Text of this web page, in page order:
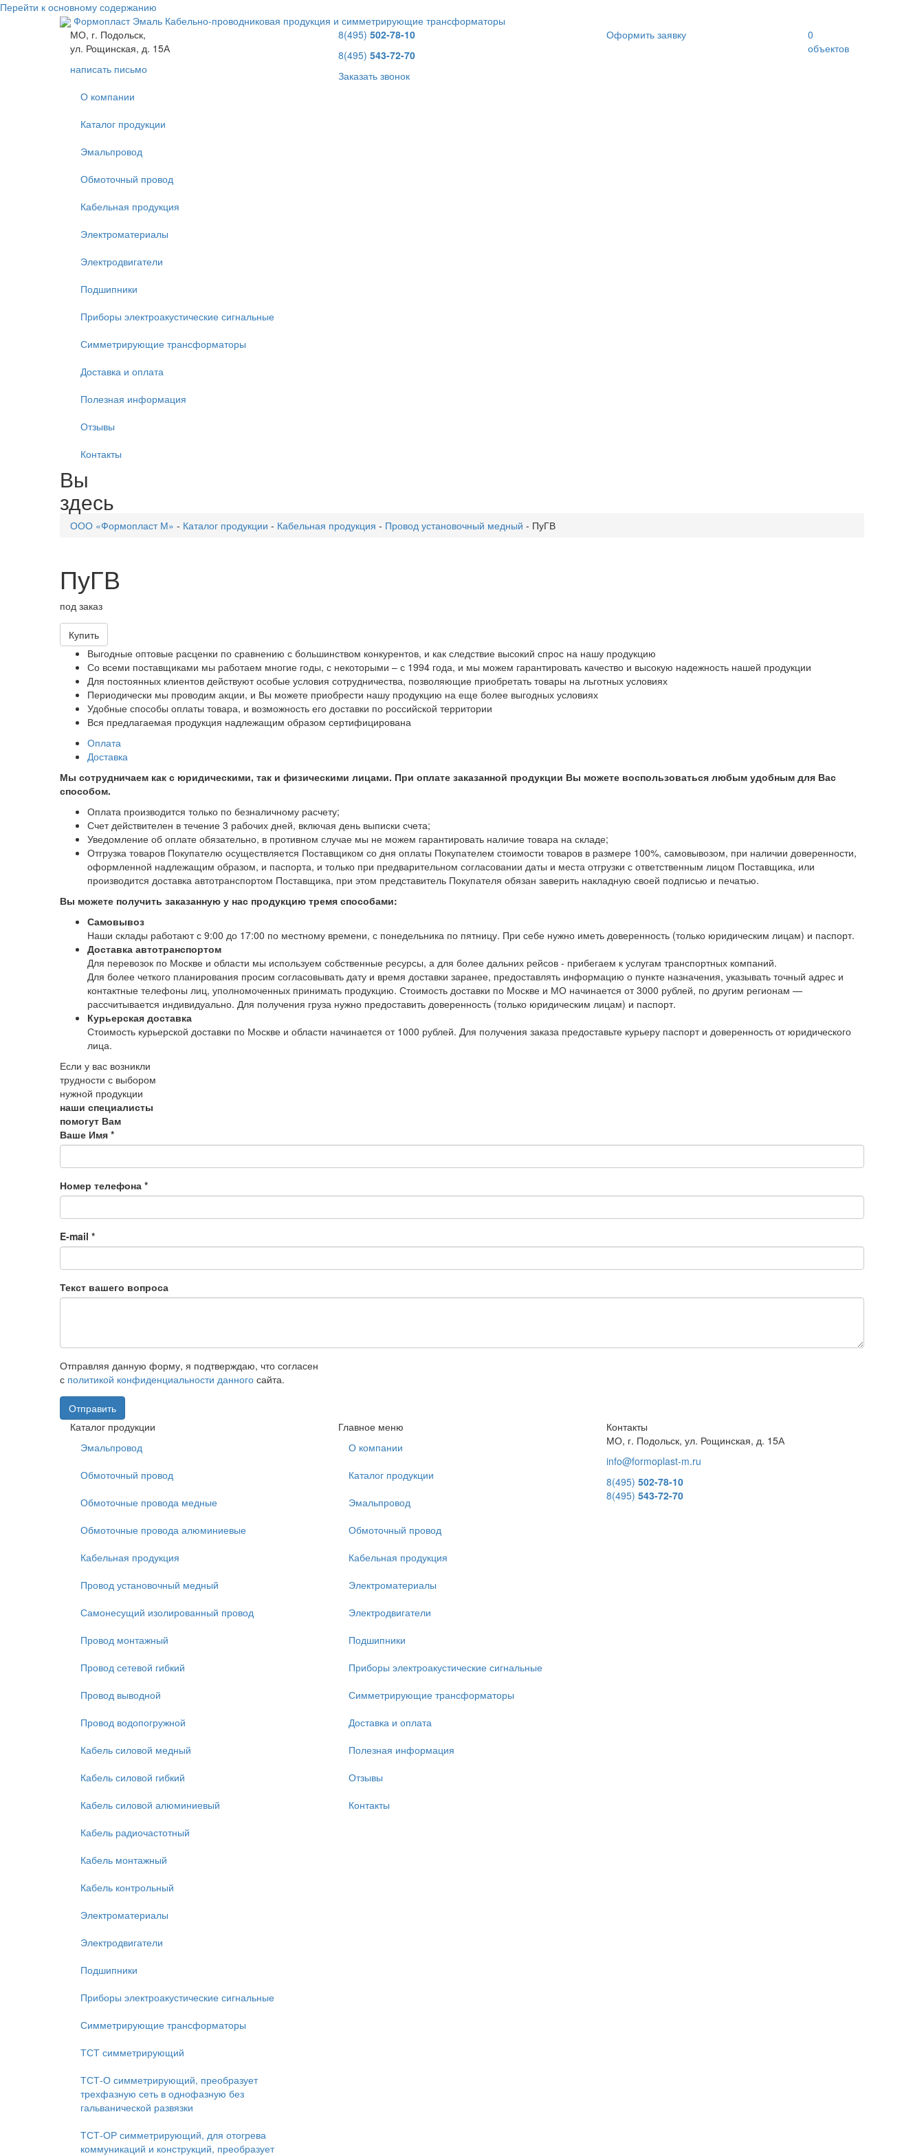
Перейти к основному содержанию
Формопласт Эмаль Кабельно-проводниковая продукция и симметрирующие трансформаторы
МО, г. Подольск,
ул. Рощинская, д. 15А
написать письмо
8(495) 502-78-10
8(495) 543-72-70
Заказать звонок
Оформить заявку
0
объектов
О компании
Каталог продукции
Эмальпровод
Обмоточный провод
Кабельная продукция
Электроматериалы
Электродвигатели
Подшипники
Приборы электроакустические сигнальные
Симметрирующие трансформаторы
Доставка и оплата
Полезная информация
Отзывы
Контакты
Вы
здесь
ООО «Формопласт М» - Каталог продукции - Кабельная продукция - Провод установочный медный - ПуГВ
ПуГВ
под заказ
Купить
Выгодные оптовые расценки по сравнению с большинством конкурентов, и как следствие высокий спрос на нашу продукцию
Со всеми поставщиками мы работаем многие годы, с некоторыми – с 1994 года, и мы можем гарантировать качество и высокую надежность нашей продукции
Для постоянных клиентов действуют особые условия сотрудничества, позволяющие приобретать товары на льготных условиях
Периодически мы проводим акции, и Вы можете приобрести нашу продукцию на еще более выгодных условиях
Удобные способы оплаты товара, и возможность его доставки по российской территории
Вся предлагаемая продукция надлежащим образом сертифицирована
Оплата
Доставка
Мы сотрудничаем как с юридическими, так и физическими лицами. При оплате заказанной продукции Вы можете воспользоваться любым удобным для Вас
способом.
Оплата производится только по безналичному расчету;
Счет действителен в течение 3 рабочих дней, включая день выписки счета;
Уведомление об оплате обязательно, в противном случае мы не можем гарантировать наличие товара на складе;
Отгрузка товаров Покупателю осуществляется Поставщиком со дня оплаты Покупателем стоимости товаров в размере 100%, самовывозом, при наличии доверенности,
оформленной надлежащим образом, и паспорта, и только при предварительном согласовании даты и места отгрузки с ответственным лицом Поставщика, или
производится доставка автотранспортом Поставщика, при этом представитель Покупателя обязан заверить накладную своей подписью и печатью.
Вы можете получить заказанную у нас продукцию тремя способами:
Самовывоз
Наши склады работают с 9:00 до 17:00 по местному времени, с понедельника по пятницу. При себе нужно иметь доверенность (только юридическим лицам) и паспорт.
Доставка автотранспортом
Для перевозок по Москве и области мы используем собственные ресурсы, а для более дальних рейсов - прибегаем к услугам транспортных компаний.
Для более четкого планирования просим согласовывать дату и время доставки заранее, предоставлять информацию о пункте назначения, указывать точный адрес и
контактные телефоны лиц, уполномоченных принимать продукцию. Стоимость доставки по Москве и МО начинается от 3000 рублей, по другим регионам —
рассчитывается индивидуально. Для получения груза нужно предоставить доверенность (только юридическим лицам) и паспорт.
Курьерская доставка
Стоимость курьерской доставки по Москве и области начинается от 1000 рублей. Для получения заказа предоставьте курьеру паспорт и доверенность от юридического
лица.
Если у вас возникли
трудности с выбором
нужной продукции
наши специалисты
помогут Вам
Ваше Имя *
Номер телефона *
E-mail *
Текст вашего вопроса
Отправляя данную форму, я подтверждаю, что согласен
с политикой конфиденциальности данного сайта.
Отправить
Каталог продукции
Эмальпровод
Обмоточный провод
Обмоточные провода медные
Обмоточные провода алюминиевые
Кабельная продукция
Провод установочный медный
Самонесущий изолированный провод
Провод монтажный
Провод сетевой гибкий
Провод выводной
Провод водопогружной
Кабель силовой медный
Кабель силовой гибкий
Кабель силовой алюминиевый
Кабель радиочастотный
Кабель монтажный
Кабель контрольный
Электроматериалы
Электродвигатели
Подшипники
Приборы электроакустические сигнальные
Симметрирующие трансформаторы
ТСТ симметрирующий
ТСТ-О симметрирующий, преобразует
трехфазную сеть в однофазную без
гальванической развязки
ТСТ-ОР симметрирующий, для отогрева
коммуникаций и конструкций, преобразует
Главное меню
О компании
Каталог продукции
Эмальпровод
Обмоточный провод
Кабельная продукция
Электроматериалы
Электродвигатели
Подшипники
Приборы электроакустические сигнальные
Симметрирующие трансформаторы
Доставка и оплата
Полезная информация
Отзывы
Контакты
Контакты
МО, г. Подольск, ул. Рощинская, д. 15А
info@formoplast-m.ru
8(495) 502-78-10
8(495) 543-72-70